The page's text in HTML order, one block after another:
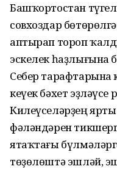
Башҡортостан
совхоздар
аптырап тороп
эскелек һаҙлығына
Себер
кеүек бәхет
Килеүселәрҙең
фәләндәрен
ятаҡтағы
төҙөлөштә эшләй,